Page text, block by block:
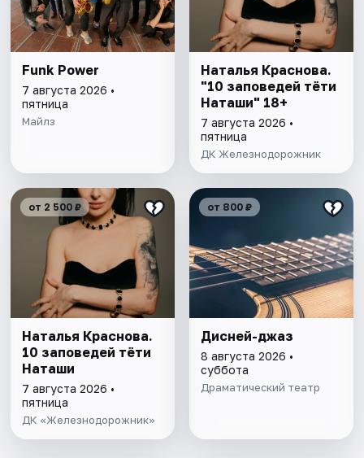
Funk Power
7 августа 2026 •
пятница
Майлз
Наталья Краснова.
"10 заповедей тёти
Наташи" 18+
7 августа 2026 •
пятница
ДК Железнодорожник
от 2 500 ₽
Наталья Краснова.
10 заповедей тёти
Наташи
7 августа 2026 •
пятница
ДК «Железнодорожник»
от 800 ₽
Дисней-джаз
8 августа 2026 •
суббота
Драматический театр